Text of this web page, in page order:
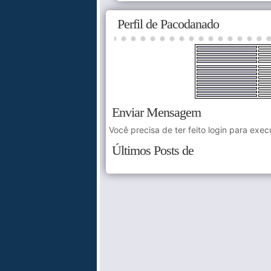
Perfil de Pacodanado
Enviar Mensagem
Você precisa de ter feito login para
Últimos Posts de